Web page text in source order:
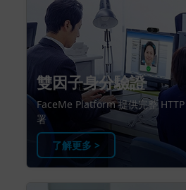
雙因子身分驗證
FaceMe Platform 提供完整
署
了解更多 >